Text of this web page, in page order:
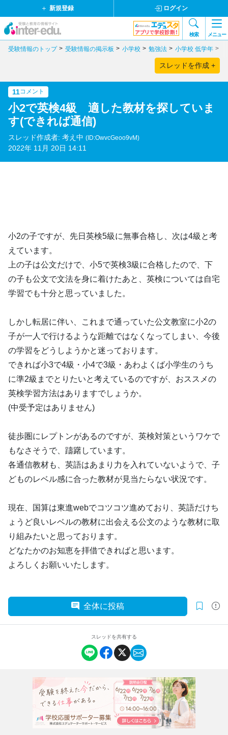
新規登録 ログイン
検索 メニュー
受験情報のトップ 受験情報の掲示板 小学校 勉強法 小学校 低学年
スレッドを作成 +
11コメント
小2で英検4級 適した教材を探していま
す(できれば通信)
スレッド作成者: 考え中 (ID:OwvcGeoo9vM)
2022年 11月 20日 14:11
小2の子ですが、先日英検5級に無事合格し、次は4級と考
えています。
上の子は公文だけで、小5で英検3級に合格したので、下
の子も公文で文法を身に着けたあと、英検については自宅
学習でも十分と思っていました。
しかし転居に伴い、これまで通っていた公文教室に小2の
子が一人で行けるような距離ではなくなってしまい、今後
の学習をどうしようかと迷っております。
できれば小3で4級・小4で3級・あわよくば小学生のうち
に準2級までとりたいと考えているのですが、おススメの
英検学習方法はありますでしょうか。
(中受予定はありません)
徒歩圏にレプトンがあるのですが、英検対策というワケで
もなさそうで、躊躇しています。
各通信教材も、英語はあまり力を入れていないようで、子
どものレベル感に合った教材が見当たらない状況です。
現在、国算は東進webでコツコツ進めており、英語だけち
ょうど良いレベルの教材に出会える公文のような教材に取
り組みたいと思っております。
どなたかのお知恵を拝借できればと思います。
よろしくお願いいたします。
全体に投稿
スレッドを共有する